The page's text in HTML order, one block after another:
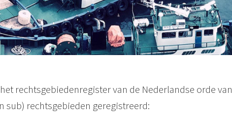
rechtsgebiedenregister van de Nederlandse orde van
sub) rechtsgebieden geregistreerd: